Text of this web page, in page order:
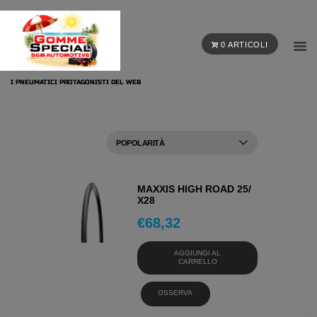
0 ARTICOLI
I PNEUMATICI PROTAGONISTI DEL WEB
MAXXIS HIGH ROAD 25/
X28
€68,32
AGGIUNGI AL
CARRELLO
OSSERVA